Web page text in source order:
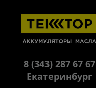
8 (343) 287 67 67
Екатеринбург